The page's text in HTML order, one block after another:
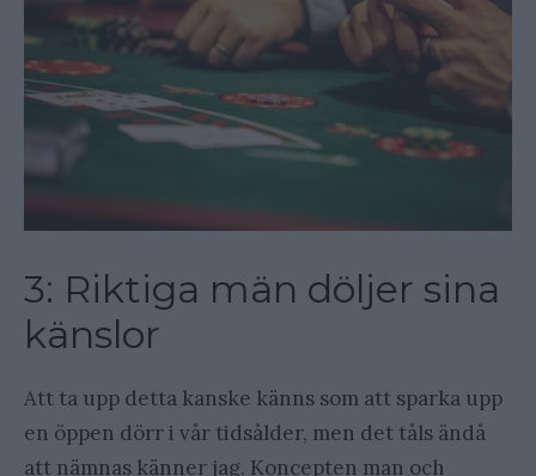
3: Riktiga män döljer sina
känslor
Att ta upp detta kanske känns som att sparka upp
en öppen dörr i vår tidsålder, men det tåls ändå
att nämnas känner jag. Koncepten man och